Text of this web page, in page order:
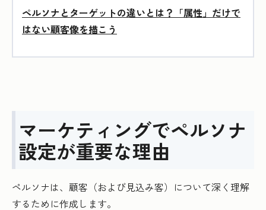
ペルソナとターゲットの違いとは？「属性」だけで
はない顧客像を描こう
マーケティングでペルソナ
設定が重要な理由
ペルソナは、顧客（および見込み客）について深く理解
するために作成します。